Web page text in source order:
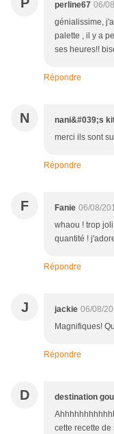
perline67 06/
génialissime,
palette , il y a
ses heures!!
Répondre
N nani&#039;s
merci ils sont
Répondre
F Fanie 06/08/
whaou ! trop
quantité !
Répondre
J jackie 06/08/
Magnifiques!
Répondre
D destination
cette recette de